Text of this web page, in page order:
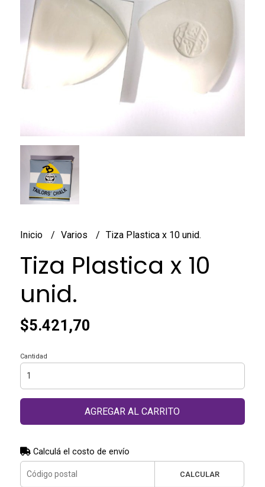
Inicio Varios Tiza Plastica x 10 unid.
Tiza Plastica x 10
unid.
$5.421,70
Cantidad
AGREGAR AL CARRITO
Calculá el costo de envío
CALCULAR